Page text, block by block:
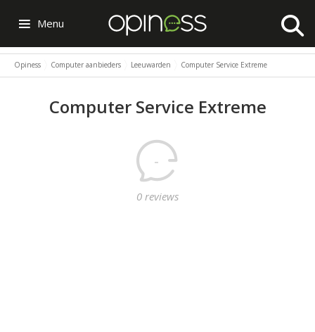
Menu
Opiness Computer aanbieders Leeuwarden Computer Service Extreme
Computer Service Extreme
-
0 reviews